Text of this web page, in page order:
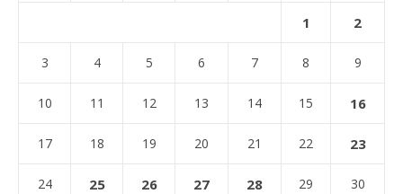
1 2
3 4 5 6 7 8 9
10 11 12 13 14 15 16
17 18 19 20 21 22 23
24 25 26 27 28 29 30